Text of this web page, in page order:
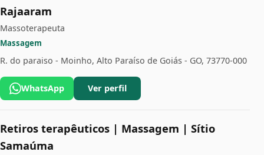
Rajaaram
Massoterapeuta
Massagem
R. do paraiso - Moinho, Alto Paraíso de Goiás - GO, 73770-000
WhatsApp Ver perfil
Retiros terapêuticos | Massagem | Sítio
Samaúma